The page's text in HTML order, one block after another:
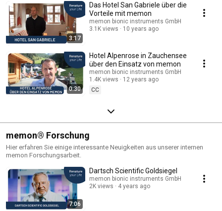
3:17
Das Hotel San Gabriele über die
Vorteile mit memon
memon bionic instruments GmbH
3.1K views
10 years ago
0:30
Hotel Alpenrose in Zauchensee
über den Einsatz von memon
memon bionic instruments GmbH
1.4K views
12 years ago
CC
memon® Forschung
Hier erfahren Sie einige interessante Neuigkeiten aus unserer internen
memon Forschungsarbeit.
7:06
Dartsch Scientific Goldsiegel
memon bionic instruments GmbH
2K views
4 years ago